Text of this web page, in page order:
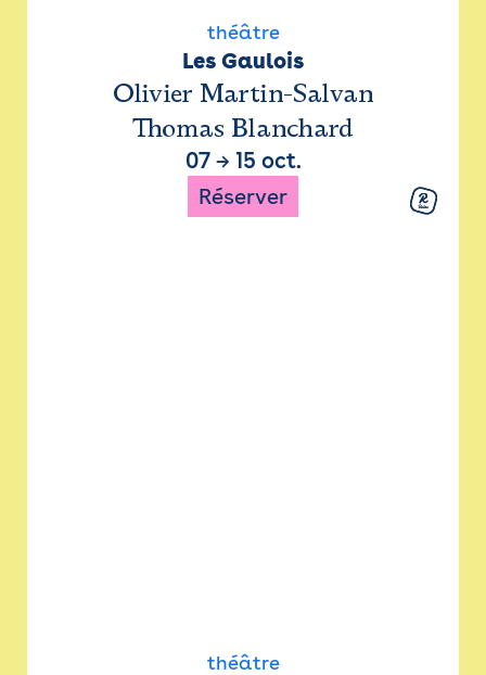
théâtre
Les Gaulois
Olivier Martin-Salvan
Thomas Blanchard
07→ 15 oct.
Réserver
théâtre